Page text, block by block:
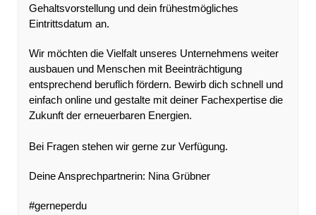
Gehaltsvorstellung und dein frühestmögliches
Eintrittsdatum an.
Wir möchten die Vielfalt unseres Unternehmens weiter
ausbauen und Menschen mit Beeinträchtigung
entsprechend beruflich fördern. Bewirb dich schnell und
einfach online und gestalte mit deiner Fachexpertise die
Zukunft der erneuerbaren Energien.
Bei Fragen stehen wir gerne zur Verfügung.
Deine Ansprechpartnerin: Nina Grübner
#gerneperdu